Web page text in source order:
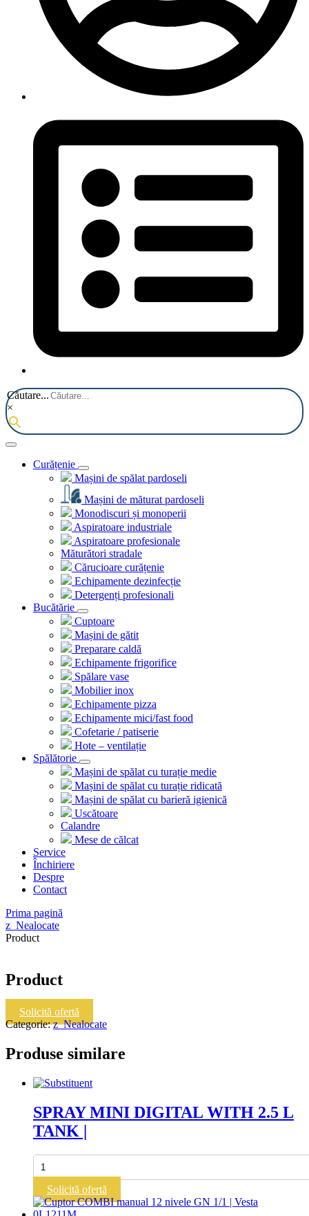
Căutare...
×
Curățenie
Mașini de spălat pardoseli
Mașini de măturat pardoseli
Monodiscuri și monoperii
Aspiratoare industriale
Aspiratoare profesionale
Măturători stradale
Cărucioare curățenie
Echipamente dezinfecție
Detergenți profesionali
Bucătărie
Cuptoare
Mașini de gătit
Preparare caldă
Echipamente frigorifice
Spălare vase
Mobilier inox
Echipamente pizza
Echipamente mici/fast food
Cofetarie / patiserie
Hote – ventilație
Spălătorie
Mașini de spălat cu turație medie
Mașini de spălat cu turație ridicată
Mașini de spălat cu barieră igienică
Uscătoare
Calandre
Mese de călcat
Service
Închiriere
Despre
Contact
Prima pagină
z_Nealocate
Product
Product
Solicită ofertă
Categorie:z_Nealocate
Produse similare
SPRAY MINI DIGITAL WITH 2.5 L
TANK |
Cantitate
SPRAY
MINI
DIGITAL
WITH
Solicită ofertă